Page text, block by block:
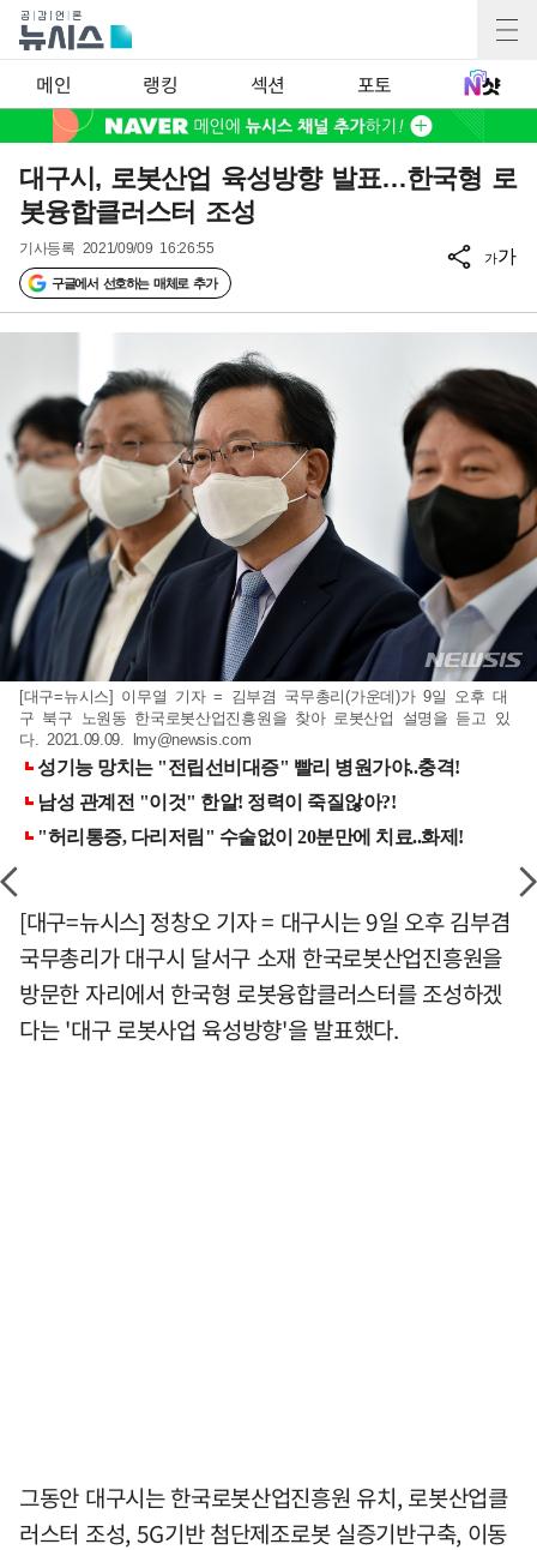
메인 랭킹 섹션 포토
대구시, 로봇산업 육성방향 발표…한국형 로
봇융합클러스터 조성
기사등록 2021/09/09 16:26:55
구글에서 선호하는 매체로 추가
가가
[대구=뉴시스] 이무열 기자 = 김부겸 국무총리(가운데)가 9일 오후 대
구 북구 노원동 한국로봇산업진흥원을 찾아 로봇산업 설명을 듣고 있
다. 2021.09.09. lmy@newsis.com
[대구=뉴시스] 정창오 기자 = 대구시는 9일 오후 김부겸
국무총리가 대구시 달서구 소재 한국로봇산업진흥원을
방문한 자리에서 한국형 로봇융합클러스터를 조성하겠
다는 '대구 로봇사업 육성방향'을 발표했다.
그동안 대구시는 한국로봇산업진흥원 유치, 로봇산업클
러스터 조성, 5G기반 첨단제조로봇 실증기반구축, 이동